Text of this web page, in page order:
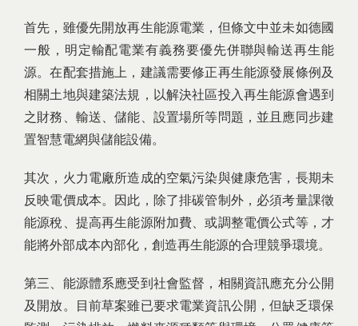
首先，雖優先開放再生能源電業，但條文中並未如德國
一般，明定輸配電業有義務要優先併聯與輸送再生能
源。在配套措施上，建議需要修正再生能源發展條例及
相關土地與建築法規，以解決社區投入再生能源會遇到
之財務、輸送、儲能、設置場所等問題，並且應同步建
置智慧電網與儲能設備。
其次，火力電廠所造成的空氣污染與健康危害，長期未
反映電價成本。因此，除了排碳管制外，必須考量課徵
能源稅、提高再生能源附加費、或調整電價公式等，才
能將外部成本內部化，創造再生能源的合理競爭環境。
第三、能源體系應受到社會監督，相關資訊應充分公開
及開放。目前草案雖已要求電業資訊公開，但缺乏環保